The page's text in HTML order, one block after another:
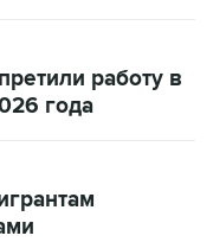
работу в
года